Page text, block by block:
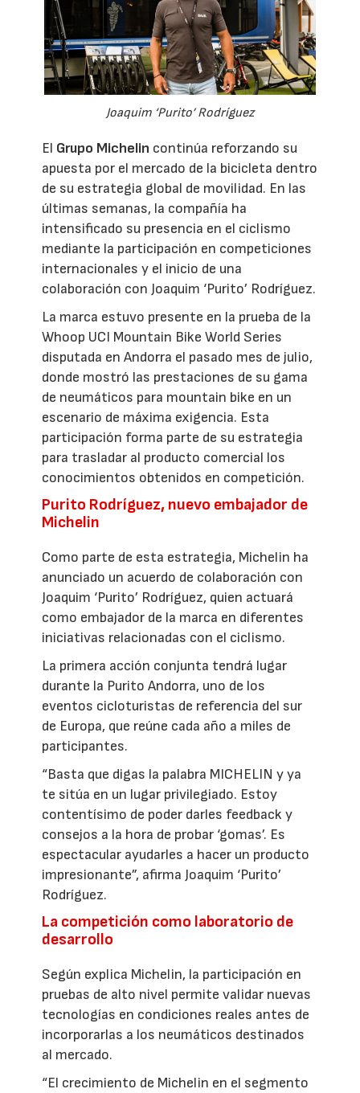
Joaquim ‘Purito’ Rodríguez
El Grupo Michelin continúa reforzando su
apuesta por el mercado de la bicicleta dentro
de su estrategia global de movilidad. En las
últimas semanas, la compañía ha
intensificado su presencia en el ciclismo
mediante la participación en competiciones
internacionales y el inicio de una
colaboración con Joaquim ‘Purito’ Rodríguez.
La marca estuvo presente en la prueba de la
Whoop UCI Mountain Bike World Series
disputada en Andorra el pasado mes de julio,
donde mostró las prestaciones de su gama
de neumáticos para mountain bike en un
escenario de máxima exigencia. Esta
participación forma parte de su estrategia
para trasladar al producto comercial los
conocimientos obtenidos en competición.
Purito Rodríguez, nuevo embajador de
Michelin
Como parte de esta estrategia, Michelin ha
anunciado un acuerdo de colaboración con
Joaquim ‘Purito’ Rodríguez, quien actuará
como embajador de la marca en diferentes
iniciativas relacionadas con el ciclismo.
La primera acción conjunta tendrá lugar
durante la Purito Andorra, uno de los
eventos cicloturistas de referencia del sur
de Europa, que reúne cada año a miles de
participantes.
“Basta que digas la palabra MICHELIN y ya
te sitúa en un lugar privilegiado. Estoy
contentísimo de poder darles feedback y
consejos a la hora de probar ‘gomas’. Es
espectacular ayudarles a hacer un producto
impresionante”, afirma Joaquim ‘Purito’
Rodríguez.
La competición como laboratorio de
desarrollo
Según explica Michelin, la participación en
pruebas de alto nivel permite validar nuevas
tecnologías en condiciones reales antes de
incorporarlas a los neumáticos destinados
al mercado.
“El crecimiento de Michelin en el segmento